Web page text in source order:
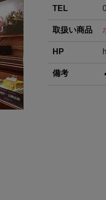
TEL
取扱い商品
HP
備考